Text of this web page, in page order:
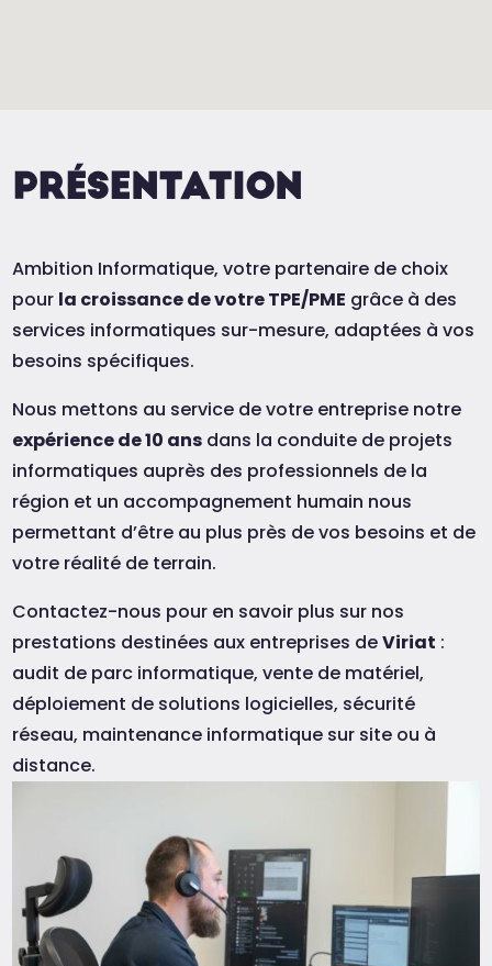
PRÉSENTATION
Ambition Informatique, votre partenaire de choix
pour la croissance de votre TPE/PME grâce à des
services informatiques sur-mesure, adaptées à vos
besoins spécifiques.
Nous mettons au service de votre entreprise notre
expérience de 10 ans dans la conduite de projets
informatiques auprès des professionnels de la
région et un accompagnement humain nous
permettant d’être au plus près de vos besoins et de
votre réalité de terrain.
Contactez-nous pour en savoir plus sur nos
prestations destinées aux entreprises deViriat :
audit de parc informatique, vente de matériel,
déploiement de solutions logicielles, sécurité
réseau, maintenance informatique sur site ou à
distance.